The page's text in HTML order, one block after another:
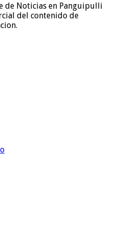
de Noticias en Panguipulli
del contenido de